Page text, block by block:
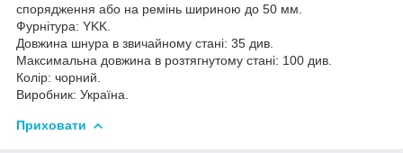
спорядження або на ремінь шириною до 50 мм.
Фурнітура: YKK.
Довжина шнура в звичайному стані: 35 див.
Максимальна довжина в розтягнутому стані: 100 див.
Колір: чорний.
Виробник: Україна.
Приховати